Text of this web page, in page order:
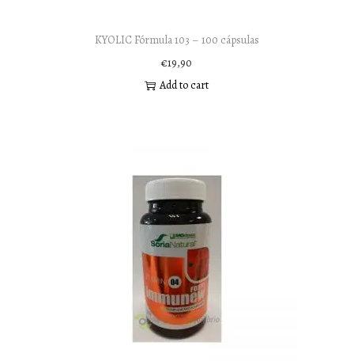
KYOLIC Fórmula 103 – 100 cápsulas
€19,90
Add to cart